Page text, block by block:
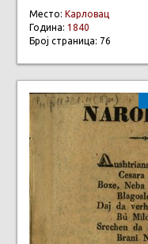
Место: Карловац
Година: 1840
Број страница: 76